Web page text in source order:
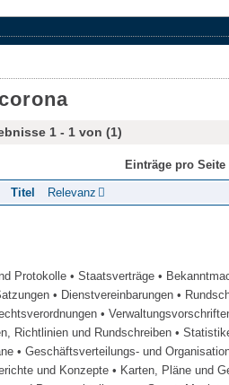
corona
1 - 1 von (1)
Einträge pro Seite
Titel Relevanz
Protokolle • Staatsverträge •
• Dienstvereinbarungen •
•
Richtlinien und Rundschreiben •
• Geschäftsverteilungs- und
und Konzepte • Karten, Pläne und